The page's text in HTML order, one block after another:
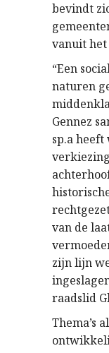
bevindt
vanuit het
“Een
naturen
Gennez
sp.a
van de
zijn lijn
raadslid
Thema’s